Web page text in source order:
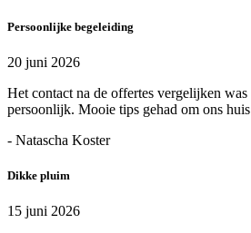
Persoonlijke begeleiding
20 juni 2026
Het contact na de offertes vergelijken was
persoonlijk. Mooie tips gehad om ons
- Natascha Koster
Dikke pluim
15 juni 2026